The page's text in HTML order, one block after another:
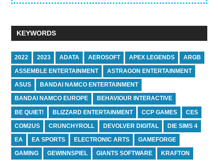
KEYWORDS
2022 2023 ADATA AEROSOFT APEX LEGENDS ARGB
ASSEMBLE ENTERTAINMENT ASTRAGON ENTERTAINMENT
ASUS BANDAI NAMCO ENTERTAINMENT
BANDAI NAMCO EUROPE BEHAVIOUR INTERACTIVE
BE QUIET! BLIZZARD ENTERTAINMENT CCP GAMES CES
COM2US CRUNCHYROLL DEVOLVER DIGITAL DIE SIMS 4
EA EA SPORTS ELECTRONIC ARTS GAMEFORGE
GAMING GEWINNSPIEL GIANTS SOFTWARE KRAFTON